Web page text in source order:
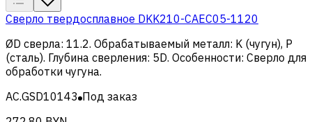
Сверло твердосплавное DKK210-CAEC05-1120
ØD сверла: 11.2. Обрабатываемый металл: K (чугун), Р
(сталь). Глубина сверления: 5D. Особенности: Сверло для
обработки чугуна.
AC.GSD10143 Под заказ